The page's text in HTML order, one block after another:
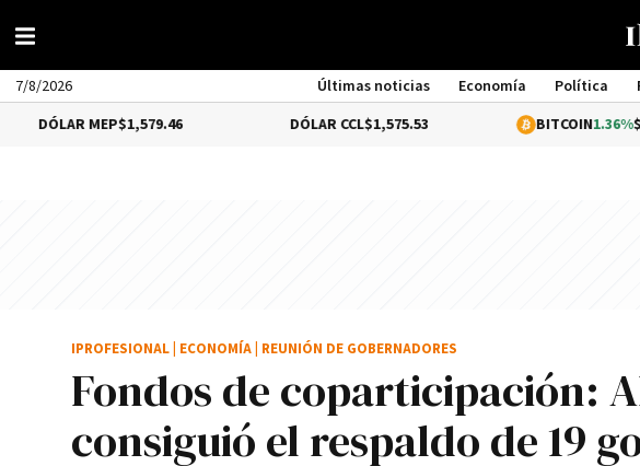
7/8/2026 Últimas noticias Economía Política
$1,579.46 $1,575.53 1.36%$65,157.98
Fondos de coparticipación:
consiguió el respaldo de 19
IPROFESIONAL ECONOMÍA REUNIÓN DE GOBERNADORES